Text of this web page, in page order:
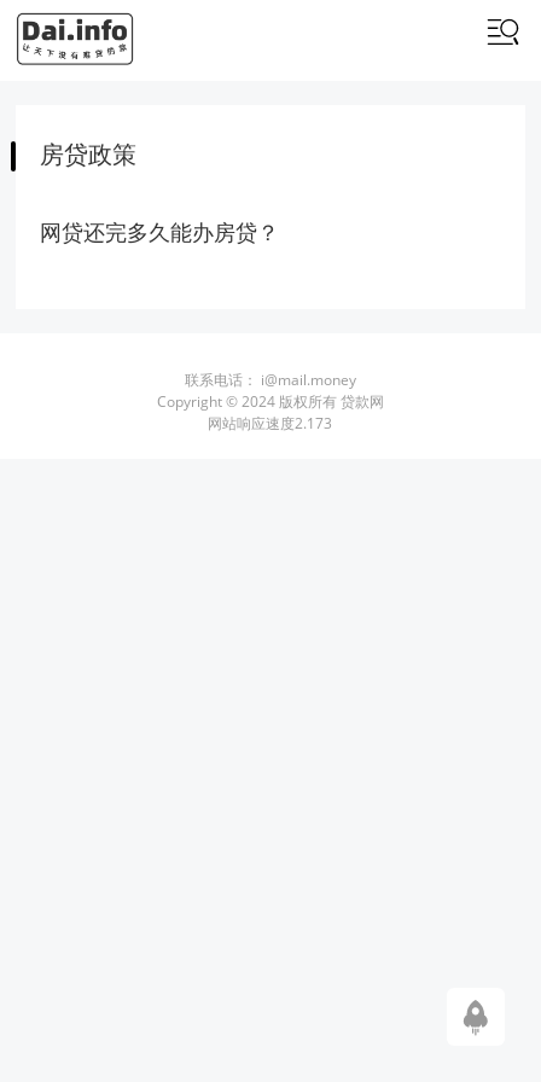
房贷政策
网贷还完多久能办房贷？
联系电话： i@mail.money
Copyright © 2024 版权所有 贷款网
网站响应速度2.173